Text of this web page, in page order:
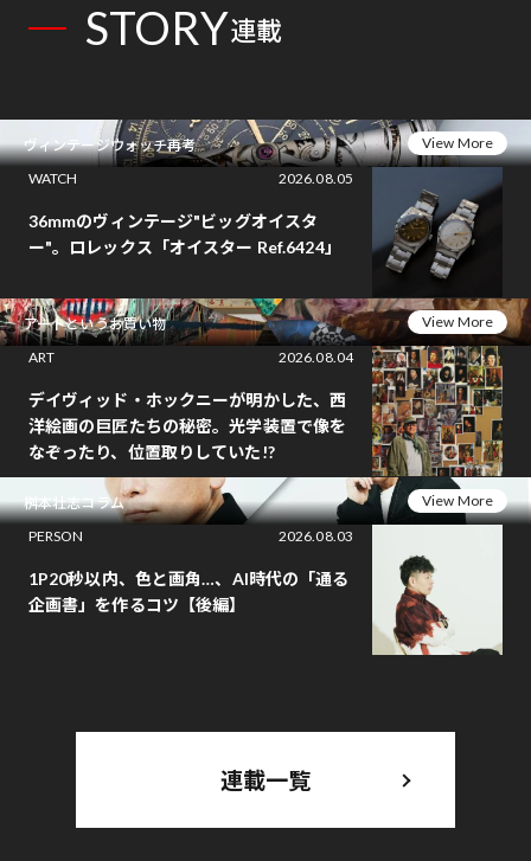
STORY連載
ヴィンテージウォッチ再考
View More
WATCH
2026.08.05
36mmのヴィンテージ"ビッグオイスタ
ー"。ロレックス「オイスター Ref.6424」
アートというお買い物
View More
ART
2026.08.04
デイヴィッド・ホックニーが明かした、西
洋絵画の巨匠たちの秘密。光学装置で像を
なぞったり、位置取りしていた!?
桝本壮志コラム
View More
PERSON
2026.08.03
1P20秒以内、色と画角…、AI時代の「通る
企画書」を作るコツ【後編】
連載一覧